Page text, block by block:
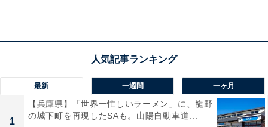
最新 一週間 一ヶ月
1
【兵庫県】「世界一忙しいラーメン」に、龍野
の城下町を再現したSAも。山陽自動車道...